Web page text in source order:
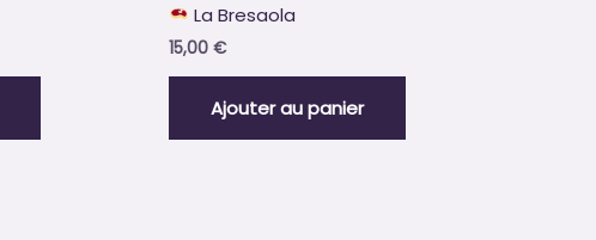
La Bresaola
15,00 €
Ajouter au panier